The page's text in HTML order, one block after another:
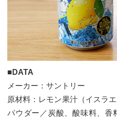
■DATA
メーカー：サントリー
原材料：レモン果汁（イスラ
パウダー／炭酸、酸味料、香